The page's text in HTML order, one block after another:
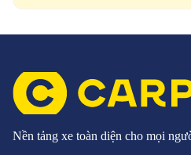
Nền tảng xe toàn diện cho mọi